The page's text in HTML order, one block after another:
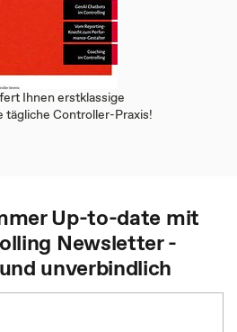
Ihnen erstklassige
Controller-Praxis!
Up-to-date mit
Newsletter -
unverbindlich